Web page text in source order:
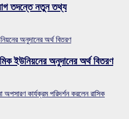
তদন্তে নতুন তথ্য
অনুদানের অর্থ বিতরণ
ইউনিয়নের অনুদানের অর্থ বিতরণ
কার্যক্রম পরিদর্শন করলেন রাসিক